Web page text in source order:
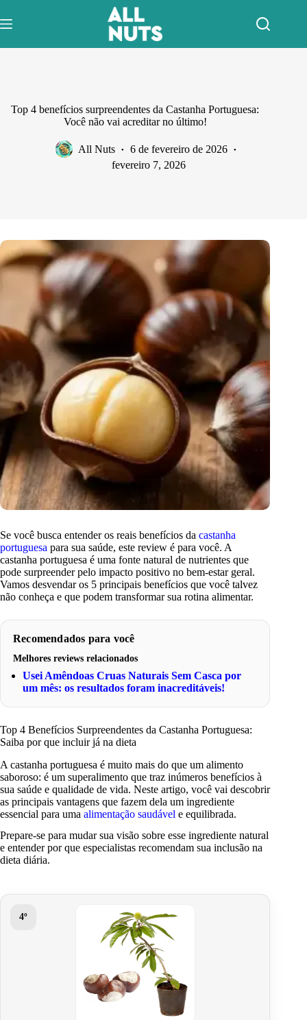
para
o
Top 4 benefícios surpreendentes da Castanha Portuguesa:
Você não vai acreditar no último!
All Nuts
6 de fevereiro de 2026
fevereiro 7, 2026
Se você busca entender os reais benefícios da castanha
portuguesa para sua saúde, este review é para você. A
castanha portuguesa é uma fonte natural de nutrientes que
pode surpreender pelo impacto positivo no bem-estar geral.
Vamos desvendar os 5 principais benefícios que você talvez
não conheça e que podem transformar sua rotina alimentar.
Recomendados para você
Melhores reviews relacionados
Usei Amêndoas Cruas Naturais Sem Casca por
um mês: os resultados foram inacreditáveis!
Top 4 Benefícios Surpreendentes da Castanha Portuguesa:
Saiba por que incluir já na dieta
A castanha portuguesa é muito mais do que um alimento
saboroso: é um superalimento que traz inúmeros benefícios à
sua saúde e qualidade de vida. Neste artigo, você vai descobrir
as principais vantagens que fazem dela um ingrediente
essencial para uma alimentação saudável e equilibrada.
Prepare-se para mudar sua visão sobre esse ingrediente natural
e entender por que especialistas recomendam sua inclusão na
dieta diária.
4º